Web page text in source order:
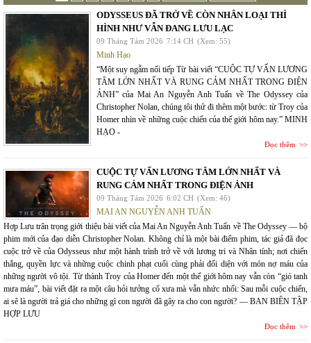
ODYSSEUS ĐÃ TRỞ VỀ CÒN NHÂN LOẠI THÌ
HÌNH NHƯ VẪN ĐANG LƯU LẠC
09 Tháng Tám 2026 7:14 CH (Xem: 55)
Minh Hạo
“Một suy ngẫm nối tiếp Từ bài viết “CUỘC TỰ VẤN LƯƠNG
TÂM LỚN NHẤT VÀ RUNG CẢM NHẤT TRONG ĐIỆN
ẢNH” của Mai An Nguyễn Anh Tuấn về The Odyssey của
Christopher Nolan, chúng tôi thử đi thêm một bước: từ Troy của
Homer nhìn về những cuộc chiến của thế giới hôm nay.” MINH
HẠO -
Đọc thêm
CUỘC TỰ VẤN LƯƠNG TÂM LỚN NHẤT VÀ
RUNG CẢM NHẤT TRONG ĐIỆN ẢNH
09 Tháng Tám 2026 6:02 CH (Xem: 46)
MAI AN NGUYỄN ANH TUẤN
Hợp Lưu trân trọng giới thiệu bài viết của Mai An Nguyễn Anh Tuấn về The Odyssey — bộ
phim mới của đạo diễn Christopher Nolan. Không chỉ là một bài điểm phim, tác giả đã đọc
cuộc trở về của Odysseus như một hành trình trở về với lương tri và Nhân tính; nơi chiến
thắng, quyền lực và những cuộc chinh phạt cuối cùng phải đối diện với món nợ máu của
những người vô tội. Từ thành Troy của Homer đến một thế giới hôm nay vẫn còn “gió tanh
mưa máu”, bài viết đặt ra một câu hỏi tưởng cổ xưa mà vẫn nhức nhối: Sau mỗi cuộc chiến,
ai sẽ là người trả giá cho những gì con người đã gây ra cho con người? — BAN BIÊN TẬP
HỢP LƯU
Đọc thêm